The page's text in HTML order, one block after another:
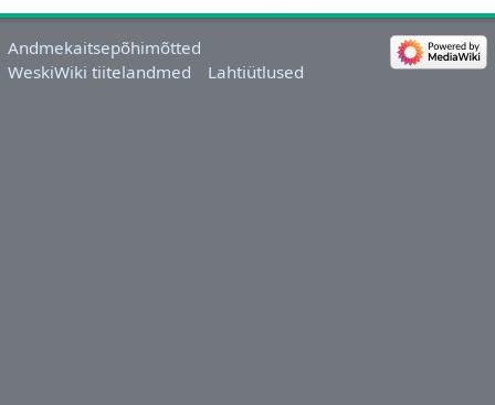
Andmekaitsepõhimõtted
WeskiWiki tiitelandmed
Lahtiütlused